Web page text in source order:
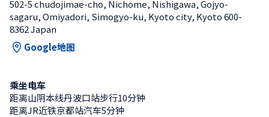
502-5 chudojimae-cho, Nichome, Nishigawa, Gojyo-
sagaru, Omiyadori, Simogyo-ku, Kyoto city, Kyoto 600-
8362 Japan
Google地图
乘坐电车
距离山阴本线丹波口站步行10分钟
距离JR近铁京都站汽车5分钟